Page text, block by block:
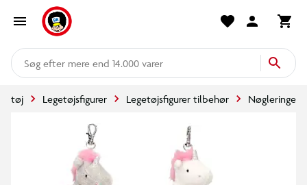
mere end 14.000 varer
Legetøjsfigurer Legetøjsfigurer tilbehør Nøgleringe